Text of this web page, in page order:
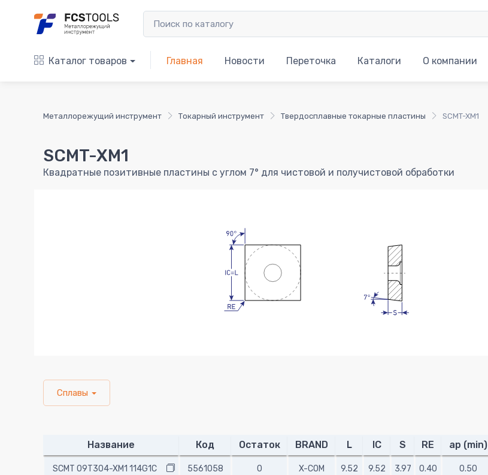
Каталог товаров Главная Новости Переточка Каталоги О компании
Металлорежущий инструмент Токарный инструмент Твердосплавные токарные пластины SCMT-XM1
SCMT-XM1
Квадратные позитивные пластины с углом 7° для чистовой и получистовой обработки
Сплавы
Название Код Остаток BRAND L IC S RE ap (min)
SCMT 09T304-XM1 114G1C 5561058 0 X-COM 9.52 9.52 3.97 0.40 0.50